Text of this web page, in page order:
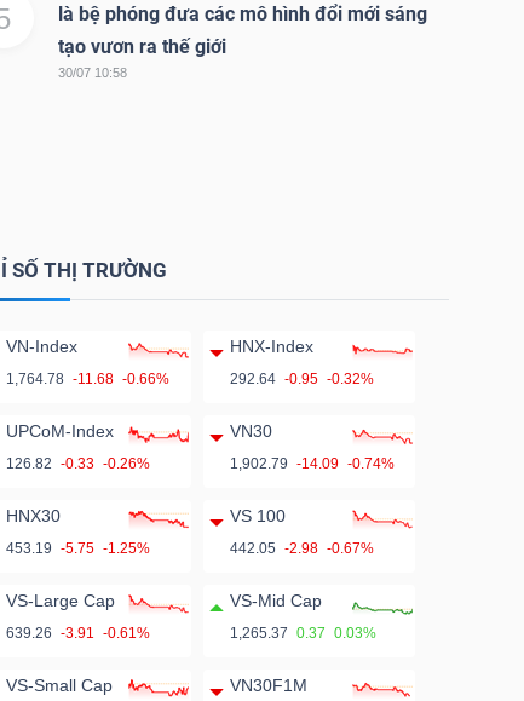
là bệ phóng đưa các mô hình đổi mới sáng
tạo vươn ra thế giới
30/07 10:58
SỐ THỊ TRƯỜNG
VN-Index
1,764.78 -11.68 -0.66%
HNX-Index
292.64 -0.95 -0.32%
UPCoM-Index
126.82 -0.33 -0.26%
VN30
1,902.79 -14.09 -0.74%
HNX30
453.19 -5.75 -1.25%
VS 100
442.05 -2.98 -0.67%
VS-Large Cap
639.26 -3.91 -0.61%
VS-Mid Cap
1,265.37 0.37 0.03%
VS-Small Cap VN30F1M